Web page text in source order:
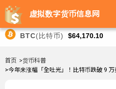
虚拟数字货币信息网
BTC(比特币) $64,170.10
首页 >货币科普
>今年来涨幅「全吐光」！比特币跌破 9